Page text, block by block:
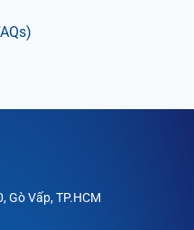
Gò Vấp, TP.HCM